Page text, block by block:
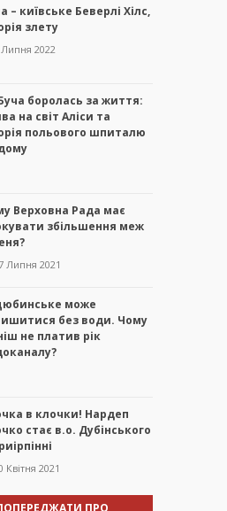
– київське Беверлі Хілс,
злету
2022
боролась за життя:
на світ Аліси та
польового шпиталю
Верховна Рада має
збільшення меж
Липня 2021
може
без води. Чому
не платив рік
в клочки! Нардеп
стає в.о. Дубінського
2021